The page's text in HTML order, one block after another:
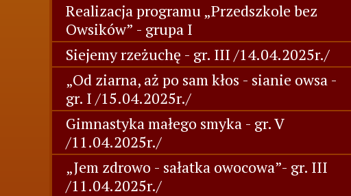
Realizacja programu „Przedszkole bez
Owsików” - grupa I
Siejemy rzeżuchę - gr. III /14.04.2025r./
„Od ziarna, aż po sam kłos - sianie owsa -
gr. I /15.04.2025r./
Gimnastyka małego smyka - gr. V
/11.04.2025r./
„Jem zdrowo - sałatka owocowa”- gr. III
/11.04.2025r./